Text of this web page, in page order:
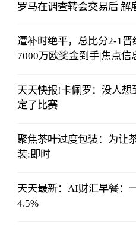
罗马在调查转会交易后 解
遭补时绝平，总比分2-1晋
7000万欧奖金到手|焦点信
天天快报!卡佩罗：没人
定了比赛
聚焦茶叶过度包装：为让
装:即时
天天最新：AI财汇早餐：
4.5%